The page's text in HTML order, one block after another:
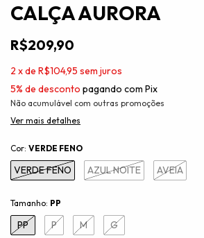
CALÇA AURORA
R$209,90
2 xde R$104,95 sem juros
5% de desconto pagando com Pix
Não acumulável com outras promoções
Ver mais detalhes
Cor: VERDE FENO
VERDE FENO AZUL NOITE AVEIA
Tamanho: PP
PP P M G